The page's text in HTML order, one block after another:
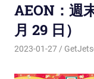
AEON：週
月 29 日）
2023-01-27